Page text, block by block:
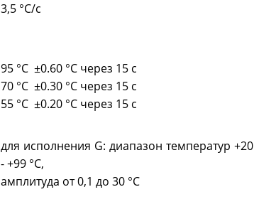
3,5 °C/с
95 °C ±0.60 °C через 15 с
70 °C ±0.30 °C через 15 с
55 °C ±0.20 °C через 15 с
для исполнения G: диапазон температур +20
- +99 °С,
амплитуда от 0,1 до 30 °С